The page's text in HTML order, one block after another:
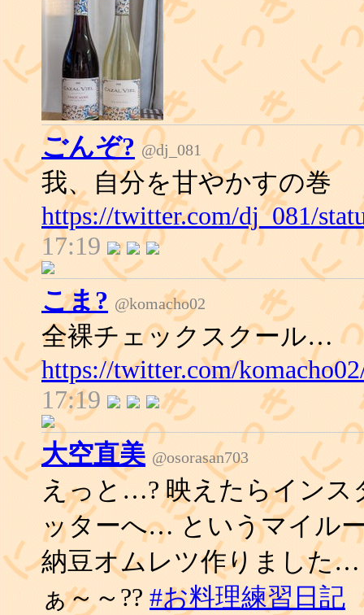
ごんぞ? @dj_081
我、自分を甘やかすの巻
https://twitter.com/dj_081/
17:19
こま? @komacho02
全裸チェックスクール…
https://twitter.com/
17:19
大空直美 @osorasan703
えっと…? 映えたらインス
ッターへ… というマイル
納豆オムレツ作りました
ぁ～～?? #お料理練習日記